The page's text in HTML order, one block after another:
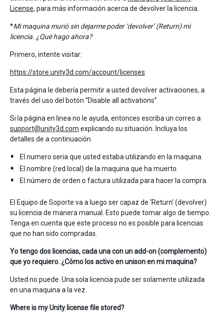
License, para más información acerca de devolver la licencia.
*Mi maquina murió sin dejarme poder ‘devolver’ (Return) mi
licencia. ¿Qué hago ahora?
Primero, intente visitar:
https://store.unity3d.com/account/licenses
Esta página le debería permitir a usted devolver activaciones, a
través del uso del botón “Disable all activations”.
Si la página en linea no le ayuda, entonces escriba un correo a
support@unity3d.com explicando su situación. Incluya los
detalles de a continuación.
El numero seria que usted estaba utilizando en la maquina.
El nombre (red local) de la maquina que ha muerto.
El número de orden o factura utilizada para hacer la compra.
El Equipo de Soporte va a luego ser capaz de ‘Return’ (devolver)
su licencia de manera manual. Esto puede tomar algo de tiempo.
Tenga en cuenta que este proceso no es posible para licencias
que no han sido compradas.
Yo tengo dos licencias, cada una con un add-on (complemento)
que yo requiero. ¿Cómo los activo en unison en mi maquina?
Usted no puede. Una sola licencia pude ser solamente utilizada
en una maquina a la vez.
Where is my Unity license file stored?